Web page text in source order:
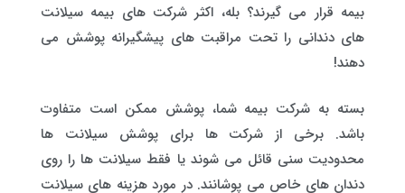
بیمه قرار می گیرند؟ بله، اکثر شرکت های بیمه سیلانت
های دندانی را تحت مراقبت های پیشگیرانه پوشش می
دهند!
بسته به شرکت بیمه شما، پوشش ممکن است متفاوت
باشد. برخی از شرکت ها برای پوشش سیلانت ها
محدودیت سنی قائل می شوند یا فقط سیلانت ها را روی
دندان های خاص می پوشانند. در مورد هزینه های سیلانت